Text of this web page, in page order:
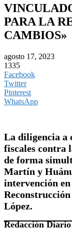
PARA LA
CAMBIOS»
agosto 17, 2023
1335
Facebook
Twitter
Pinterest
WhatsApp
La diligencia a
fiscales contra
de forma
Martín y
intervención
López.
Redacción